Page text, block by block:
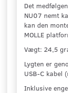
Det
NU07 nemt
kan den
MOLLE
Vægt: 24,5
Lygten er
USB-C kabel
Inklusive